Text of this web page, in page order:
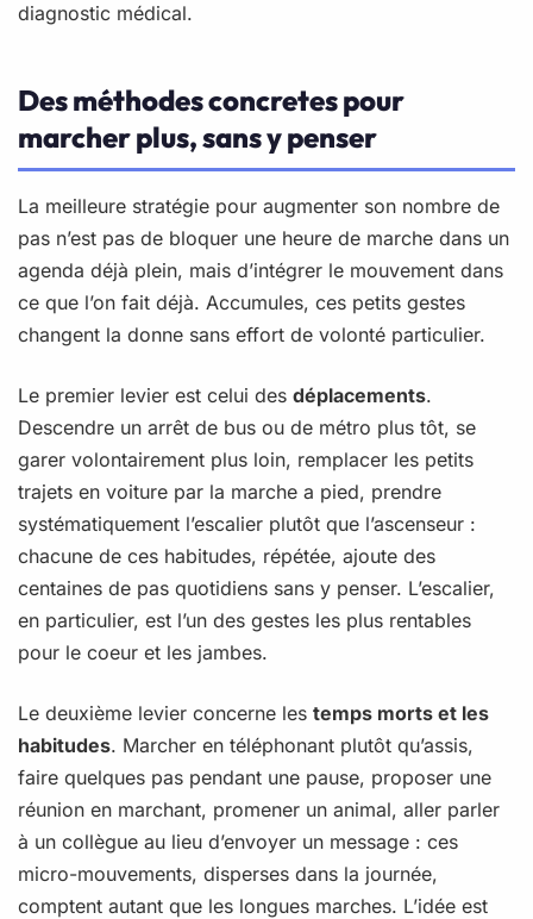
diagnostic médical.
Des méthodes concretes pour
marcher plus, sans y penser
La meilleure stratégie pour augmenter son nombre de
pas n’est pas de bloquer une heure de marche dans un
agenda déjà plein, mais d’intégrer le mouvement dans
ce que l’on fait déjà. Accumules, ces petits gestes
changent la donne sans effort de volonté particulier.
Le premier levier est celui des déplacements.
Descendre un arrêt de bus ou de métro plus tôt, se
garer volontairement plus loin, remplacer les petits
trajets en voiture par la marche a pied, prendre
systématiquement l’escalier plutôt que l’ascenseur :
chacune de ces habitudes, répétée, ajoute des
centaines de pas quotidiens sans y penser. L’escalier,
en particulier, est l’un des gestes les plus rentables
pour le coeur et les jambes.
Le deuxième levier concerne les temps morts et les
habitudes. Marcher en téléphonant plutôt qu’assis,
faire quelques pas pendant une pause, proposer une
réunion en marchant, promener un animal, aller parler
à un collègue au lieu d’envoyer un message : ces
micro-mouvements, disperses dans la journée,
comptent autant que les longues marches. L’idée est